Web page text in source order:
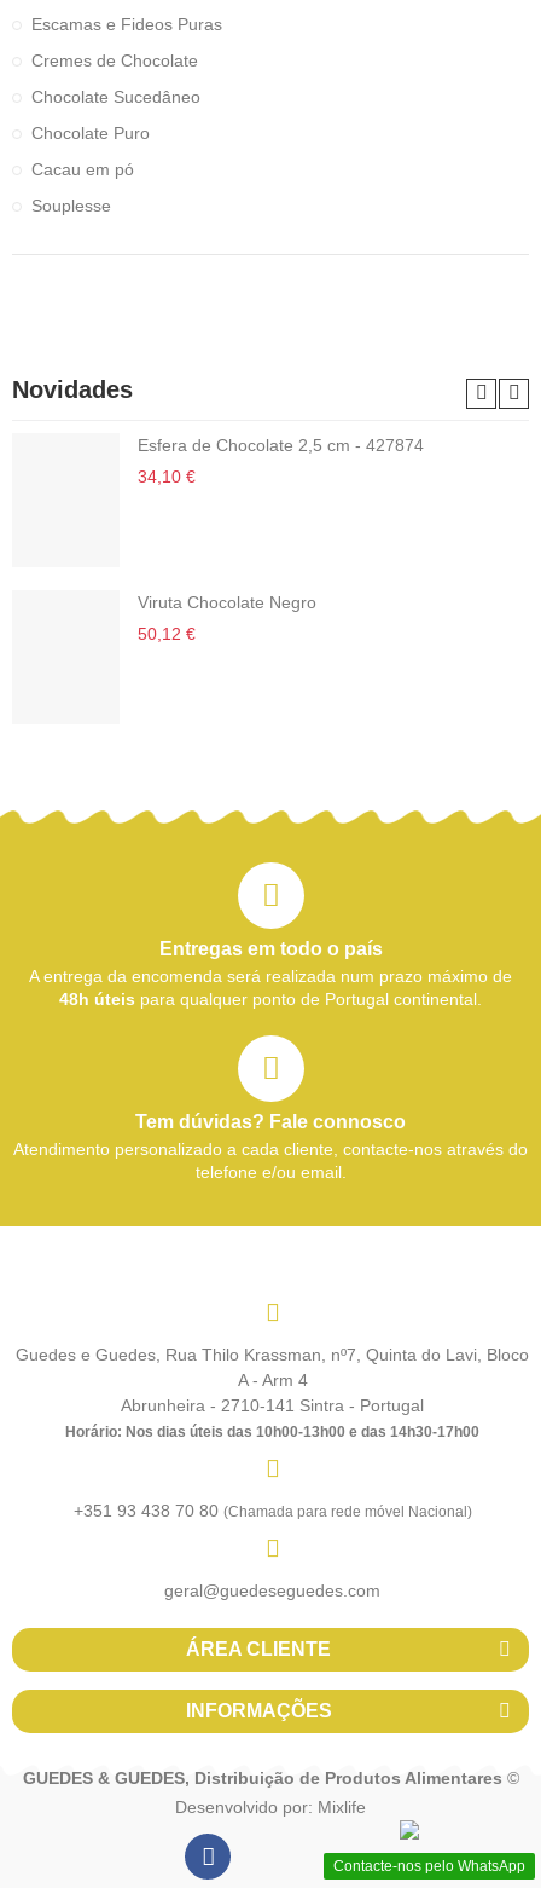
Escamas e Fideos Puras
Cremes de Chocolate
Chocolate Sucedâneo
Chocolate Puro
Cacau em pó
Souplesse
Novidades
Esfera de Chocolate 2,5 cm - 427874
34,10 €
Viruta Chocolate Negro
50,12 €
Contacte-nos pelo WhatsApp
Entregas em todo o país
A entrega da encomenda será realizada num prazo máximo de
48h úteis para qualquer ponto de Portugal continental.
Tem dúvidas? Fale connosco
Atendimento personalizado a cada cliente, contacte-nos através do
telefone e/ou email.
Guedes e Guedes, Rua Thilo Krassman, nº7, Quinta do Lavi, Bloco
A - Arm 4
Abrunheira - 2710-141 Sintra - Portugal
Horário: Nos dias úteis das 10h00-13h00 e das 14h30-17h00
+351 93 438 70 80 (Chamada para rede móvel Nacional)
geral@guedeseguedes.com
ÁREA CLIENTE
INFORMAÇÕES
GUEDES & GUEDES, Distribuição de Produtos Alimentares ©
Desenvolvido por: Mixlife